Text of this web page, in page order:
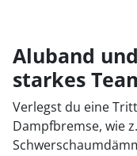
Aluband
starkes
Verlegst du eine
Dampfbremse, wie